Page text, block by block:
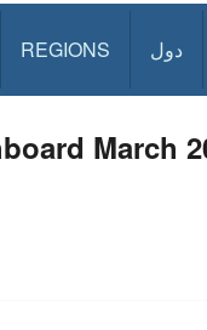
دول REGIONS
March